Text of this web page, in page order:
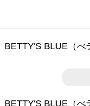
BETTY'S BLUE（べ
BETTY'S BLUE（べ